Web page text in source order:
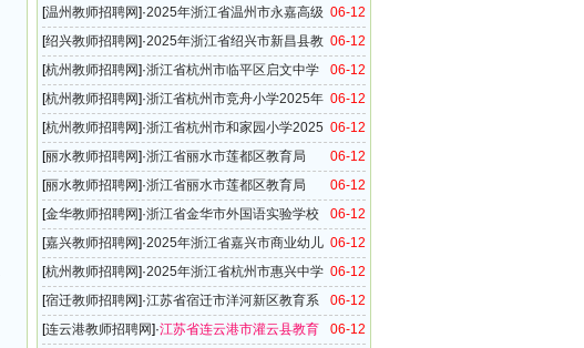
坛归客招募暨返聘优秀退休教师公告
06-12
[温州教师招聘网]·2025年浙江省温州市永嘉高级
中学面向全国公开招聘优秀教师的公告
06-12
[绍兴教师招聘网]·2025年浙江省绍兴市新昌县教
育体育局公开招聘普通高中学科竞赛教练公告
06-12
[杭州教师招聘网]·浙江省杭州市临平区启文中学
2025年教师招聘公告
06-12
[杭州教师招聘网]·浙江省杭州市竞舟小学2025年
各科教师招聘信息
06-12
[杭州教师招聘网]·浙江省杭州市和家园小学2025
年6月教师招聘信息
06-12
[丽水教师招聘网]·浙江省丽水市莲都区教育局
2025年教师招聘92名公告
06-12
[丽水教师招聘网]·浙江省丽水市莲都区教育局
2025年公开选聘教师公告
06-12
[金华教师招聘网]·浙江省金华市外国语实验学校
2025年优秀教师招聘信息
06-12
[嘉兴教师招聘网]·2025年浙江省嘉兴市商业幼儿
园教师招聘公告
06-12
[杭州教师招聘网]·2025年浙江省杭州市惠兴中学
教师招聘公告
06-12
[宿迁教师招聘网]·江苏省宿迁市洋河新区教育系
统2025年教师招聘8名公告
06-12
[连云港教师招聘网]·江苏省连云港市灌云县教育